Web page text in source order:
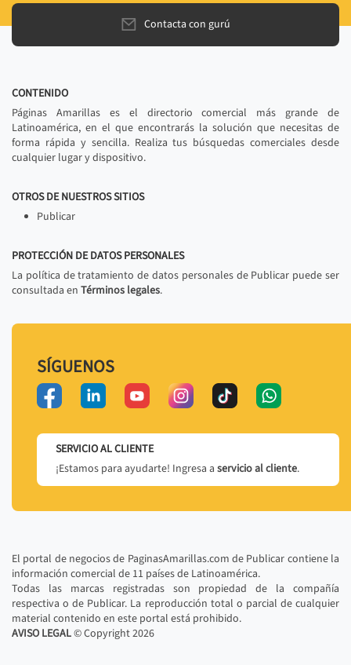
Contacta con gurú
CONTENIDO
Páginas Amarillas es el directorio comercial más grande de
Latinoamérica, en el que encontrarás la solución que necesitas de
forma rápida y sencilla. Realiza tus búsquedas comerciales desde
cualquier lugar y dispositivo.
OTROS DE NUESTROS SITIOS
Publicar
PROTECCIÓN DE DATOS PERSONALES
La política de tratamiento de datos personales de Publicar puede ser
consultada en Términos legales.
SÍGUENOS
SERVICIO AL CLIENTE
¡Estamos para ayudarte! Ingresa a servicio al cliente.
El portal de negocios de PaginasAmarillas.com de Publicar contiene la
información comercial de 11 países de Latinoamérica.
Todas las marcas registradas son propiedad de la compañía
respectiva o de Publicar. La reproducción total o parcial de cualquier
material contenido en este portal está prohibido.
AVISO LEGAL© Copyright2026